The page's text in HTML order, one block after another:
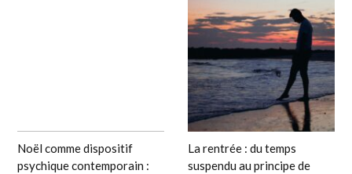
Noël comme dispositif
psychique contemporain :
La rentrée : du temps
suspendu au principe de